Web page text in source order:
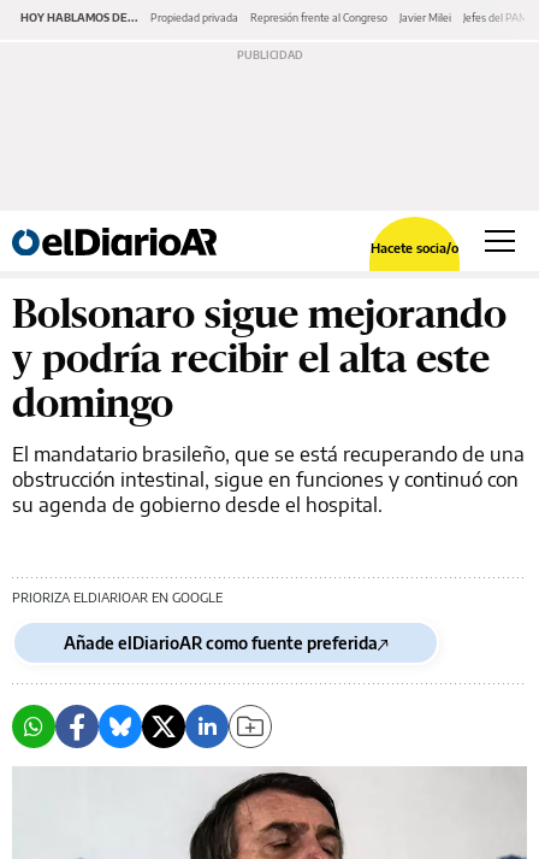
HOY HABLAMOS DE... Propiedad privada Represión frente al Congreso Javier Milei Jefes del PAMI
Hacete socia/o
Bolsonaro sigue mejorando
y podría recibir el alta este
domingo
El mandatario brasileño, que se está recuperando de una
obstrucción intestinal, sigue en funciones y continuó con
su agenda de gobierno desde el hospital.
PRIORIZA ELDIARIOAR EN GOOGLE
Añade elDiarioAR como fuente preferida